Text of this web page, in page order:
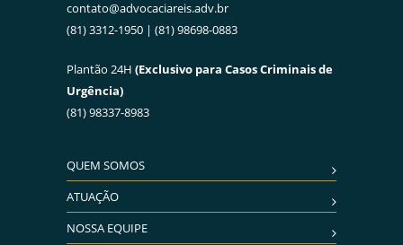
contato@advocaciareis.adv.br
(81) 3312-1950 | (81) 98698-0883
Plantão 24H (Exclusivo para Casos Criminais de
Urgência)
(81) 98337-8983
QUEM SOMOS
ATUAÇÃO
NOSSA EQUIPE